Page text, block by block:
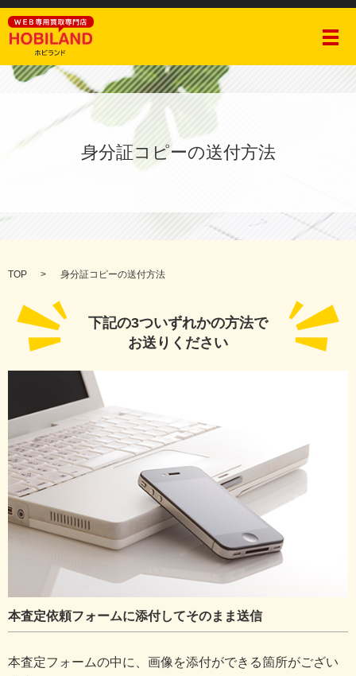
メ
身分証コピーの送付方法
TOP 身分証コピーの送付方法
下記の3ついずれかの方法で
お送りください
本査定依頼フォームに添付してそのまま送信
本査定フォームの中に、画像を添付ができる箇所がござい